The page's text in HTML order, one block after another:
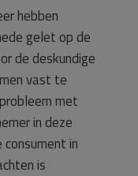
hebben
gelet op de
de deskundige
vast te
met
in deze
in
is